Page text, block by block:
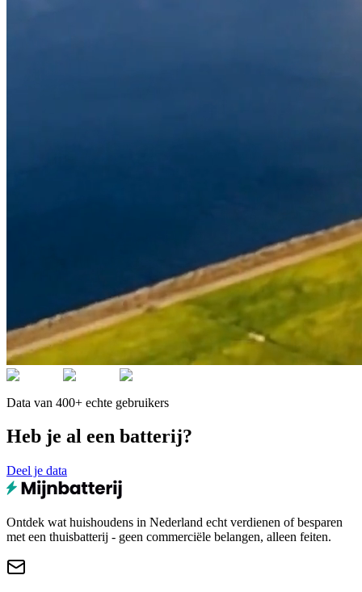
Data van 400+ echte gebruikers
Heb je al een batterij?
Deel je data
Ontdek wat huishoudens in Nederland echt verdienen of besparen
met een thuisbatterij - geen commerciële belangen, alleen feiten.